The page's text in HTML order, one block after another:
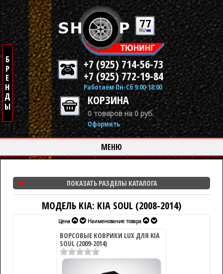
+7 (925) 714-56-73
+7 (925) 772-19-84
Работаем Пн-Сб 9:00-18:00
КОРЗИНА
0 товаров на 0 руб.
Оформить
МЕНЮ
ПОКАЗАТЬ РАЗДЕЛЫ КАТАЛОГА
МОДЕЛЬ KIA: KIA SOUL (2008-2014)
Цена Наименование товара
ВОРСОВЫЕ КОВРИКИ LUX ДЛЯ KIA
SOUL (2009-2014)